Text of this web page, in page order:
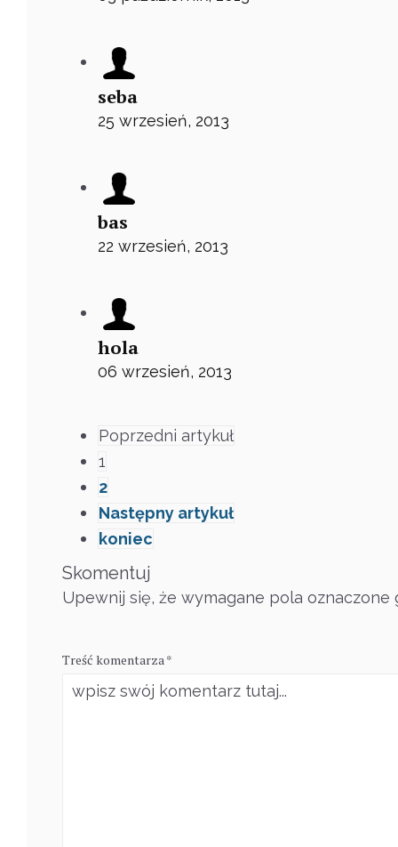
seba
25 wrzesień, 2013
bas
22 wrzesień, 2013
hola
06 wrzesień, 2013
Poprzedni artykuł
1
2
Następny artykuł
koniec
Skomentuj
Upewnij się, że wymagane pola oznaczone
Treść komentarza *